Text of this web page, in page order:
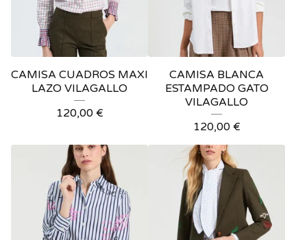
CAMISA CUADROS MAXI
LAZO VILAGALLO
120,00 €
CAMISA BLANCA
ESTAMPADO GATO
VILAGALLO
120,00 €